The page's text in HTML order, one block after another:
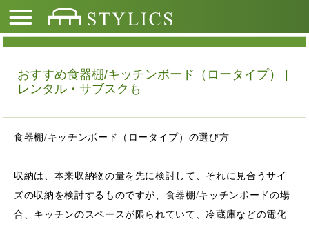
おすすめ食器棚/キッチンボード（ロータイプ） |
レンタル・サブスクも
食器棚/キッチンボード（ロータイプ）の選び方
収納は、本来収納物の量を先に検討して、それに見合うサイ
ズの収納を検討するものですが、食器棚/キッチンボードの場
合、キッチンのスペースが限られていて、冷蔵庫などの電化